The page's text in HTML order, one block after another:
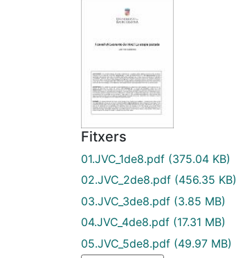
Fitxers
01.JVC_1de8.pdf (375.04 KB)
02.JVC_2de8.pdf (456.35 KB)
03.JVC_3de8.pdf (3.85 MB)
04.JVC_4de8.pdf (17.31 MB)
05.JVC_5de8.pdf (49.97 MB)